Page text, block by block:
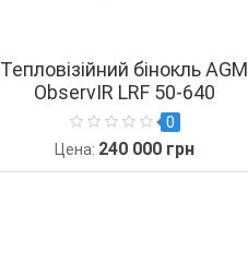
Тепловізійний бінокль AGM
ObservIR LRF 50-640
0
Цена: 240 000 грн